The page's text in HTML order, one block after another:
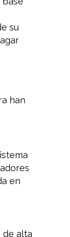
su
han
en
de alta